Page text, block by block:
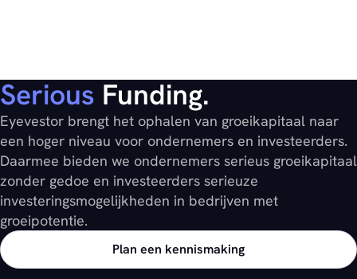
Serious Funding.
Eyevestor brengt het ophalen van groeikapitaal naar
een hoger niveau voor ondernemers en investeerders.
Daarmee bieden we ondernemers serieus groeikapitaal
zonder gedoe en investeerders serieuze
investeringsmogelijkheden in bedrijven met
groeipotentie.
Plan een kennismaking